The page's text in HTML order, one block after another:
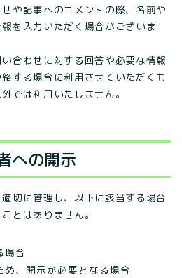
や記事へのコメントの際、名前や
を入力いただく場合がございま
合わせに対する回答や必要な情報
する場合に利用させていただくも
では利用いたしません。
への開示
切に管理し、以下に該当する場合
とはありません。
場合
、開示が必要となる場合